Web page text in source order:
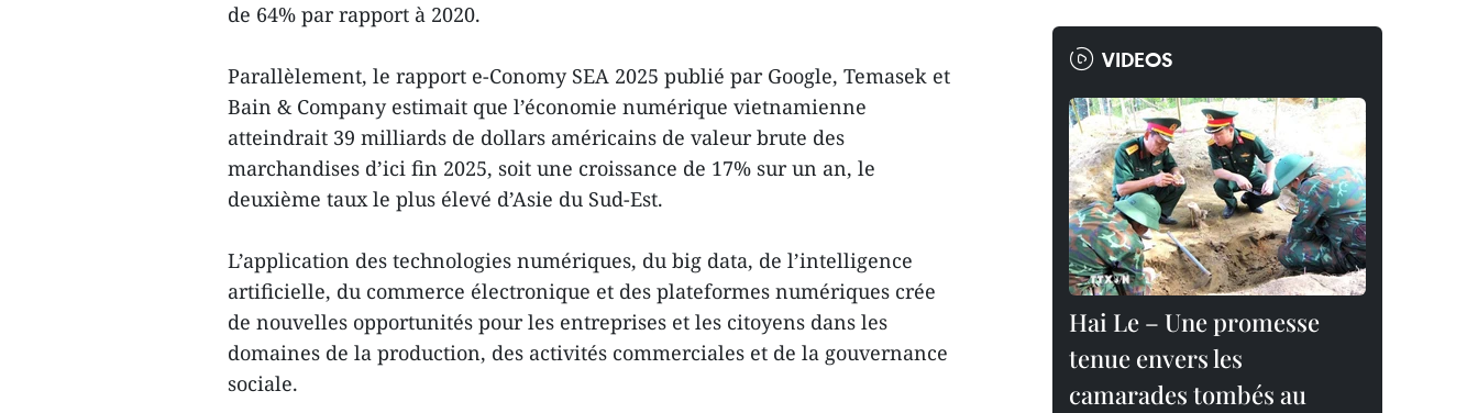
de 64% par rapport à 2020.
Parallèlement, le rapport e-Conomy SEA 2025 publié par Google, Temasek et
Bain & Company estimait que l’économie numérique vietnamienne
atteindrait 39 milliards de dollars américains de valeur brute des
marchandises d’ici fin 2025, soit une croissance de 17% sur un an, le
deuxième taux le plus élevé d’Asie du Sud-Est.
L’application des technologies numériques, du big data, de l’intelligence
artificielle, du commerce électronique et des plateformes numériques crée
de nouvelles opportunités pour les entreprises et les citoyens dans les
domaines de la production, des activités commerciales et de la gouvernance
sociale.
VIDEOS
Hai Le – Une promesse
tenue envers les
camarades tombés au